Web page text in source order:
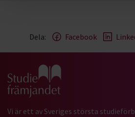
Dela: Facebook
Gå till studiefrämjandets startsida
Vi är ett av Sveriges största